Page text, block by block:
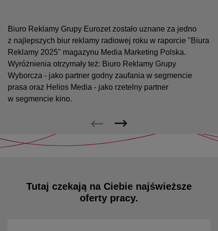
Biuro Reklamy Grupy Eurozet zostało uznane za jedno
z najlepszych biur reklamy radiowej roku w raporcie "Biura
Reklamy 2025" magazynu Media Marketing Polska.
Wyróżnienia otrzymały też: Biuro Reklamy Grupy
Wyborcza - jako partner godny zaufania w segmencie
prasa oraz Helios Media - jako rzetelny partner
w segmencie kino.
Tutaj czekają na Ciebie najświeższe
oferty pracy.